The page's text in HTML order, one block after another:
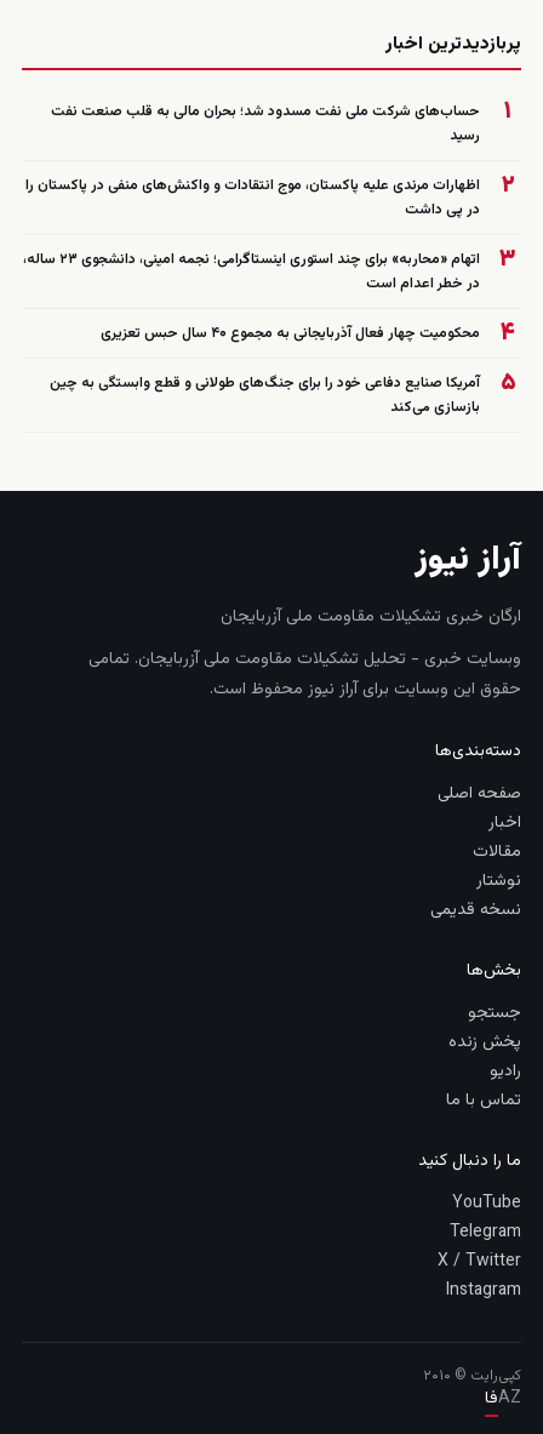
پربازدیدترین اخبار
۱
حساب‌های شرکت ملی نفت مسدود شد؛ بحران مالی به قلب صنعت نفت
رسید
۲
اظهارات مرندی علیه پاکستان، موج انتقادات و واکنش‌های منفی در پاکستان را
در پی داشت
۳
اتهام «محاربه» برای چند استوری اینستاگرامی؛ نجمه امینی، دانشجوی ۲۳ ساله،
در خطر اعدام است
۴ محکومیت چهار فعال آذربایجانی به مجموع ۴۰ سال حبس تعزیری
۵
آمریکا صنایع دفاعی خود را برای جنگ‌های طولانی و قطع وابستگی به چین
بازسازی می‌کند
آراز نیوز
ارگان خبری تشکیلات مقاومت ملی آزربایجان
وبسایت خبری - تحلیل تشکیلات مقاومت ملی آزربایجان. تمامی
حقوق این وبسایت برای آراز نیوز محفوظ است.
دسته‌بندی‌ها
صفحه اصلی
اخبار
مقالات
نوشتار
نسخه قدیمی
بخش‌ها
جستجو
پخش زنده
رادیو
تماس با ما
ما را دنبال کنید
YouTube
Telegram
X / Twitter
Instagram
کپی‌رایت © ۲۰۱۰
AZفا